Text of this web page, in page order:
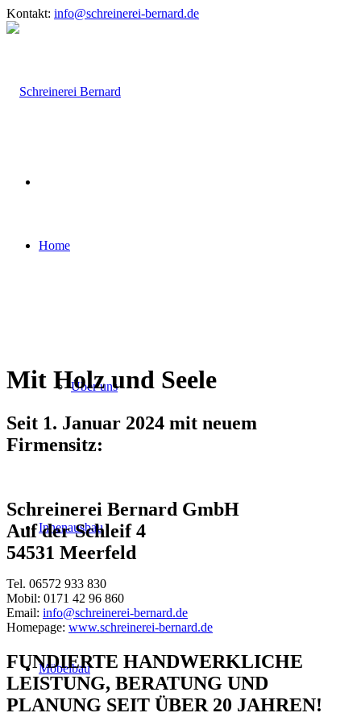
Kontakt: info@schreinerei-bernard.de
Home
Über uns
Innenausbau
Möbelbau
Mit Holz und Seele
Seit 1. Januar 2024 mit neuem
Firmensitz:
Schreinerei Bernard GmbH
Auf der Schleif 4
54531 Meerfeld
Tel. 06572 933 830
Mobil: 0171 42 96 860
Email: info@schreinerei-bernard.de
Homepage: www.schreinerei-bernard.de
FUNDIERTE HANDWERKLICHE
LEISTUNG, BERATUNG UND
PLANUNG SEIT ÜBER 20 JAHREN!